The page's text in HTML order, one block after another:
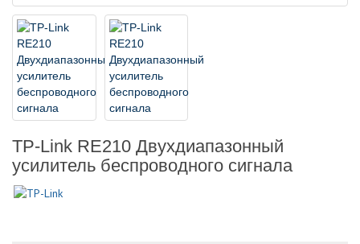
TP-Link RE210 Двухдиапазонный
усилитель беспроводного сигнала